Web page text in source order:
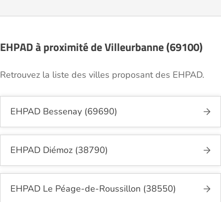
EHPAD à proximité de Villeurbanne (69100)
Retrouvez la liste des villes proposant des EHPAD.
EHPAD Bessenay (69690)
EHPAD Diémoz (38790)
EHPAD Le Péage-de-Roussillon (38550)